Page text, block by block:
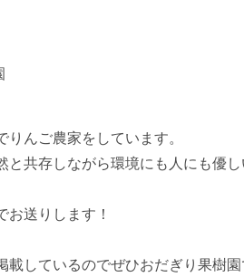
んご農家をしています。
と共存しながら環境にも人にも優
お送りします！
載しているのでぜひおだぎり果樹